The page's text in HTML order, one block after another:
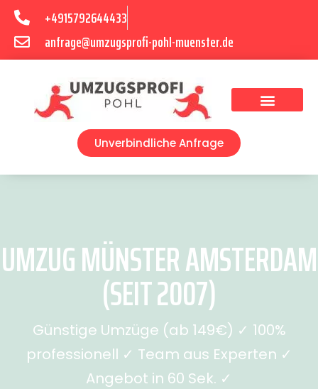
+4915792644433
anfrage@umzugsprofi-pohl-muenster.de
Unverbindliche Anfrage
UMZUG MÜNSTER AMSTERDAM
(SEIT 2007)
Günstige Umzüge (ab 149€) ✓ 100%
professionell ✓ Team aus Experten ✓
Angebot in 60 Sek. ✓